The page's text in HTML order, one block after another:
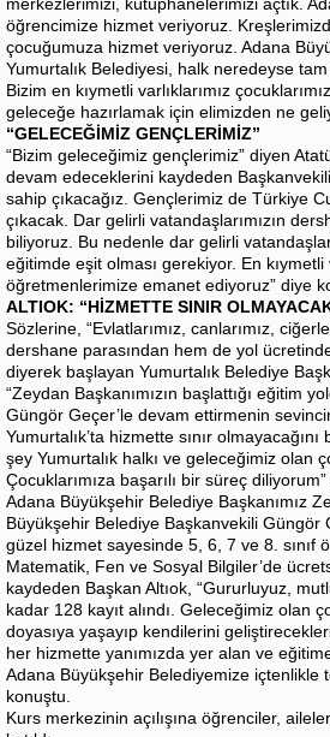
öğrencimize hizmet veriyoruz.
çocuğumuza hizmet veriyoruz. Adana
Yumurtalık Belediyesi, halk neredeyse tam
Bizim en kıymetli varlıklarımız
geleceğe hazırlamak için elimizden ne
“GELECEĞİMİZ GENÇLERİMİZ”
“Bizim geleceğimiz gençlerimiz” diyen
devam edeceklerini kaydeden
sahip çıkacağız. Gençlerimiz de Türkiye
çıkacak. Dar gelirli vatandaşlarımızın
biliyoruz. Bu nedenle dar gelirli
eğitimde eşit olması gerekiyor. En kıymetli
öğretmenlerimize emanet ediyoruz” diye
ALTIOK: “HİZMETTE SINIR
Sözlerine, “Evlatlarımız, canlarımız,
dershane parasından hem de yol
diyerek başlayan Yumurtalık Belediye
“Zeydan Başkanımızın başlattığı eğitim
Güngör Geçer’le devam ettirmenin
Yumurtalık’ta hizmette sınır
şey Yumurtalık halkı ve geleceğimiz olan
Çocuklarımıza başarılı bir süreç
Adana Büyükşehir Belediye Başkanımız
Büyükşehir Belediye Başkanvekili Güngör
güzel hizmet sayesinde 5, 6, 7 ve 8. sınıf
Matematik, Fen ve Sosyal Bilgiler’de
kaydeden Başkan Altıok, “Gururluyuz,
kadar 128 kayıt alındı. Geleceğimiz olan
doyasıya yaşayıp kendilerini
her hizmette yanımızda yer alan ve
Adana Büyükşehir Belediyemize içtenlikle
konuştu.
Kurs merkezinin açılışına öğrenciler,